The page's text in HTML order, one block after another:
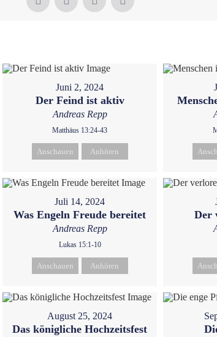
Juni 2, 2024
Der Feind ist aktiv
Andreas Repp
Matthäus 13:24-43
Anschauen Anhören
Juli 14, 2024
Was Engeln Freude bereitet
Andreas Repp
Lukas 15:1-10
Anschauen Anhören
Der
August 25, 2024
Das königliche Hochzeitsfest